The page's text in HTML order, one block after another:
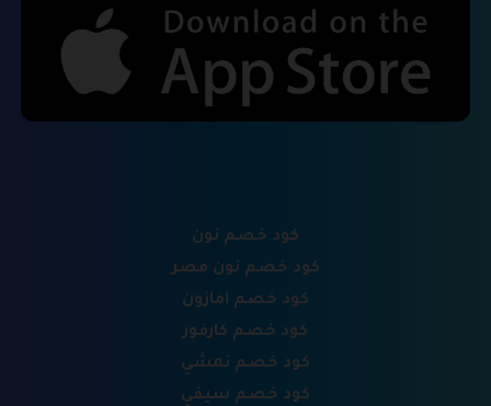
كود خصم نون
كود خصم نون مصر
كود خصم امازون
كود خصم كارفور
كود خصم نمشي
كود خصم سيفي